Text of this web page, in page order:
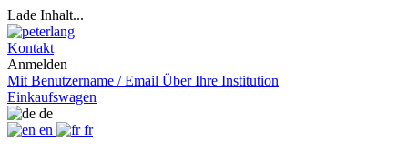
Lade Inhalt...
Kontakt
Anmelden
Mit Benutzername / Email Über Ihre Institution
Einkaufswagen
de
en
fr